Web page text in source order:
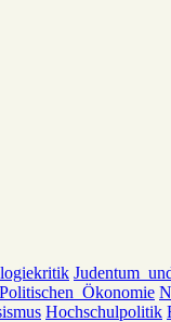
Hochschulpolitik